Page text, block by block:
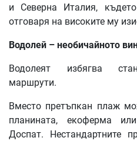
и Северна Италия,
отговаря на високите му
Водолей – необичайното
Водолеят избягва
маршрути.
Вместо претъпкан плаж
планината, екоферма
Доспат. Нестандартните